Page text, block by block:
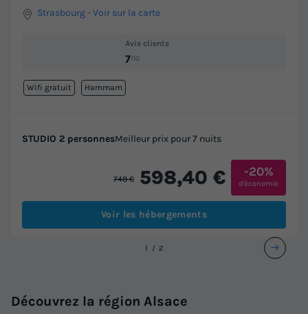
Strasbourg -Voir sur la carte
Avis clients
7/10
Wifi gratuit Hammam
STUDIO 2 personnesMeilleur prix pour 7 nuits
748 € 598,40 € -20%
d'économie
Voir les hébergements
1 2
Découvrez la région Alsace